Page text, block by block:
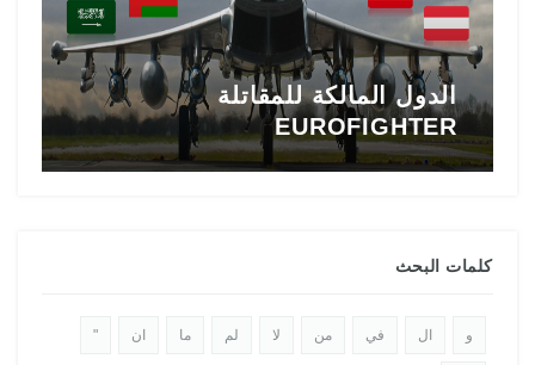
الدول المالكة للمقاتلة
EUROFIGHTER
كلمات البحث
و ال في من لا لم ما ان "